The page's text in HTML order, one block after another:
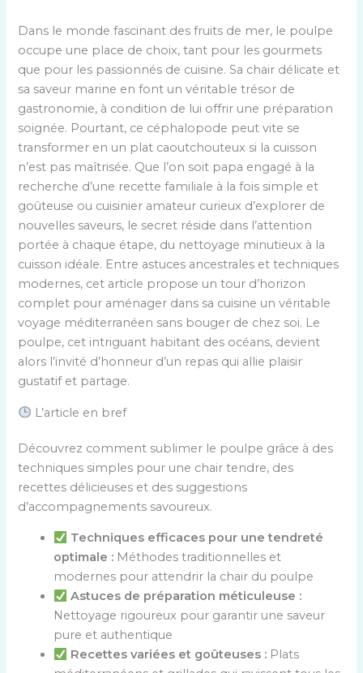
Dans le monde fascinant des fruits de mer, le poulpe
occupe une place de choix, tant pour les gourmets
que pour les passionnés de cuisine. Sa chair délicate et
sa saveur marine en font un véritable trésor de
gastronomie, à condition de lui offrir une préparation
soignée. Pourtant, ce céphalopode peut vite se
transformer en un plat caoutchouteux si la cuisson
n’est pas maîtrisée. Que l’on soit papa engagé à la
recherche d’une recette familiale à la fois simple et
goûteuse ou cuisinier amateur curieux d’explorer de
nouvelles saveurs, le secret réside dans l’attention
portée à chaque étape, du nettoyage minutieux à la
cuisson idéale. Entre astuces ancestrales et techniques
modernes, cet article propose un tour d’horizon
complet pour aménager dans sa cuisine un véritable
voyage méditerranéen sans bouger de chez soi. Le
poulpe, cet intriguant habitant des océans, devient
alors l’invité d’honneur d’un repas qui allie plaisir
gustatif et partage.
L’article en bref
Découvrez comment sublimer le poulpe grâce à des
techniques simples pour une chair tendre, des
recettes délicieuses et des suggestions
d’accompagnements savoureux.
Techniques efficaces pour une tendreté
optimale : Méthodes traditionnelles et
modernes pour attendrir la chair du poulpe
Astuces de préparation méticuleuse :
Nettoyage rigoureux pour garantir une saveur
pure et authentique
Recettes variées et goûteuses :Plats